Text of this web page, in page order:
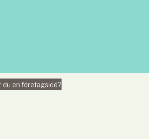
du en företagsidé?